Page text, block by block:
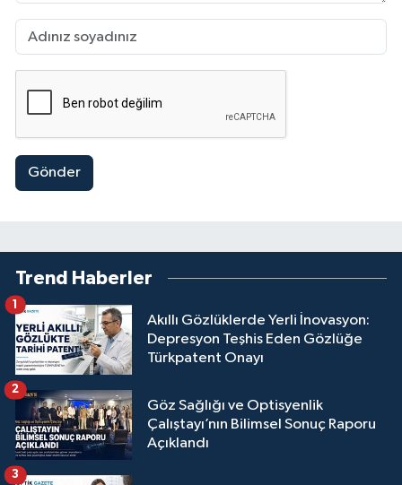
Gönder
Trend Haberler
Akıllı Gözlüklerde Yerli İnovasyon:
Depresyon Teşhis Eden Gözlüğe
Türkpatent Onayı
1
Göz Sağlığı ve Optisyenlik
Çalıştayı’nın Bilimsel Sonuç Raporu
Açıklandı
2
3